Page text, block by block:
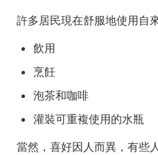
許多居民現在舒服地使用自
飲用
烹飪
泡茶和咖啡
灌裝可重複使用的水瓶
當然，喜好因人而異，有些